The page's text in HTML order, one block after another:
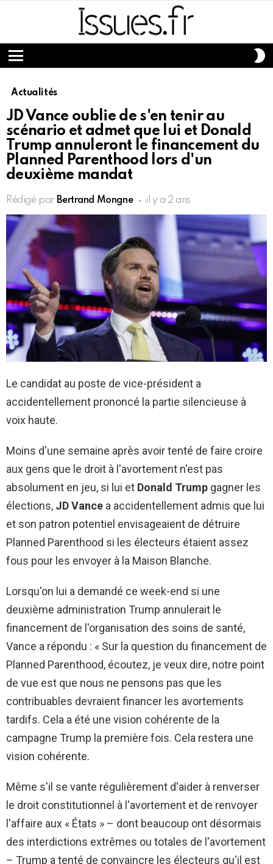
Menu
Actualités
JD Vance oublie de s'en tenir au
scénario et admet que lui et Donald
Trump annuleront le financement du
Planned Parenthood lors d'un
deuxième mandat
Rédigé par Bertrand Mongne il y a 2 ans
Le candidat au poste de vice-président a
accidentellement prononcé la partie silencieuse à
voix haute.
Moins d'une semaine après avoir tenté de faire croire
aux gens que le droit à l'avortement n'est pas
absolument en jeu, si lui et Donald Trump gagner les
élections, JD Vance a accidentellement admis que lui
et son patron potentiel envisageaient de détruire
Planned Parenthood si les électeurs étaient assez
fous pour les envoyer à la Maison Blanche.
Lorsqu'on lui a demandé ce week-end si une
deuxième administration Trump annulerait le
financement de l'organisation des soins de santé,
Vance a répondu : « Sur la question du financement de
Planned Parenthood, écoutez, je veux dire, notre point
de vue est que nous ne pensons pas que les
contribuables devraient financer les avortements
tardifs. Cela a été une vision cohérente de la
campagne Trump la première fois. Cela restera une
vision cohérente.
Même s'il se vante régulièrement d'aider à renverser
le droit constitutionnel à l'avortement et de renvoyer
l'affaire aux « États » – dont beaucoup ont désormais
des interdictions extrêmes ou totales de l'avortement
– ​​Trump a tenté de convaincre les électeurs qu'il est